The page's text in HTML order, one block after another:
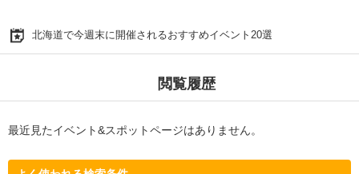
北海道で今週末に開催されるおすすめイベント20選
閲覧履歴
最近見たイベント&スポットページはありません。